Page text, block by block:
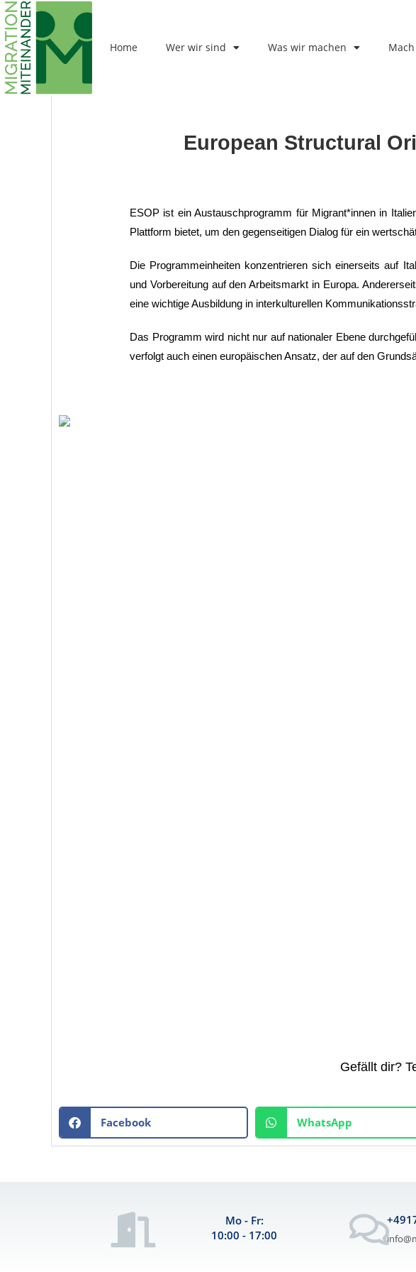
Home Wer wir sind Was wir machen
European Structural
ESOP ist ein Austauschprogramm für Migrant*innen in
Plattform bietet, um den gegenseitigen Dialog für ein
Die Programmeinheiten konzentrieren sich einerseits auf
und Vorbereitung auf den Arbeitsmarkt in Europa.
eine wichtige Ausbildung in interkulturellen
Das Programm wird nicht nur auf nationaler Ebene
verfolgt auch einen europäischen Ansatz, der auf den
Gefällt dir?
Facebook WhatsApp
Mo - Fr:
10:00 - 17:00